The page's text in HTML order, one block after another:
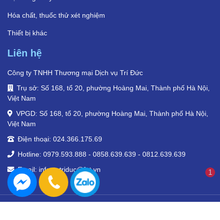
Hóa chất, thuốc thử xét nghiệm
Thiết bị khác
Liên hệ
Công ty TNHH Thương mại Dịch vụ Trí Đức
Trụ sở: Số 168, tổ 20, phường Hoàng Mai, Thành phố Hà Nội,
Việt Nam
VPGD: Số 168, tổ 20, phường Hoàng Mai, Thành phố Hà Nội,
Việt Nam
Điện thoại: 024.366.175.69
Hotline: 0979.593.888 - 0858.639.639 - 0812.639.639
Email: infoytetriduc@fpt.vn
1